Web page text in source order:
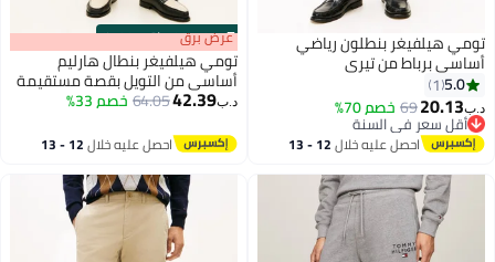
تومي هيلفيغر بنطلون رياضي
أساسي برباط من تيري
5.0
1
د.ب‏20.13
69 خصم 70%
أقل سعر في السنة
أقل سعر في السنة
احصل عليه خلال 12 - 13
00m:00s
·باقي 100% عرض برق
تومي هيلفيغر بنطال هارليم
أساسي من التويل بقصة مستقيمة
د.ب‏42.39
64.05خصم 33%
احصل عليه خلال 12 - 13